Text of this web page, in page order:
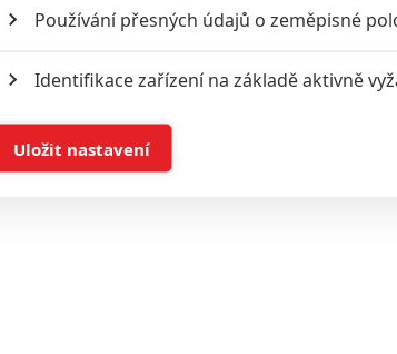
Používání přesných údajů o zeměpisné
Identifikace zařízení na základě aktivně
Ukládání a/nebo přístup k informacím v
Uložit nastavení